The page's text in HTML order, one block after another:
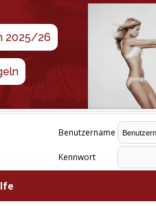
2025/26
Benutzername
Kennwort